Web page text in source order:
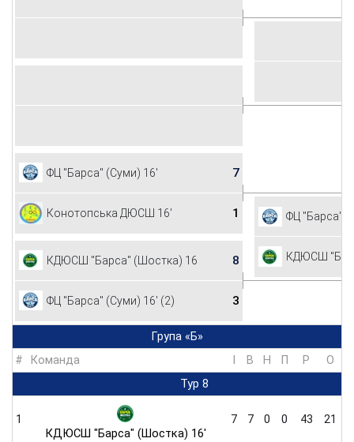
ФЦ "Барса" (Суми) 16' 7
Конотопська ДЮСШ 16' 1
КДЮСШ "Барса" (Шостка) 16' 8
ФЦ "Барса" (Суми) 16' (2) 3
ФЦ "Барса"
КДЮСШ
Група «Б»
#
Команда I В Н П Р
O
Тур 8
1
КДЮСШ "Барса" (Шостка) 16'
7 7 0 0 43 21